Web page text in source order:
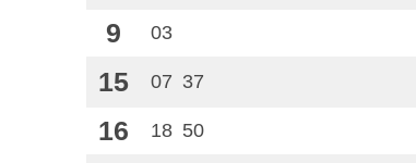
9 03
15 07 37
16 18 50